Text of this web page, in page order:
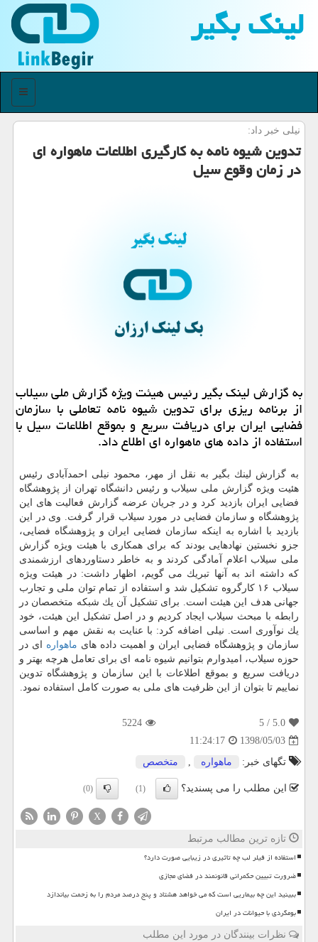
لینك بگیر
منو
نیلی خبر داد:
تدوین شیوه نامه به كارگیری اطلاعات ماهواره ای
در زمان وقوع سیل
به گزارش لینك بگیر رئیس هیئت ویژه گزارش ملی سیلاب
از برنامه ریزی برای تدوین شیوه نامه تعاملی با سازمان
فضایی ایران برای دریافت سریع و بموقع اطلاعات سیل با
استفاده از داده های ماهواره ای اطلاع داد.
به گزارش لینك بگیر به نقل از مهر، محمود نیلی احمدآبادی رئیس
هئیت ویژه گزارش ملی سیلاب و رئیس دانشگاه تهران از پژوهشگاه
فضایی ایران بازدید كرد و در جریان عرضه گزارش فعالیت های این
پژوهشگاه و سازمان فضایی در مورد سیلاب قرار گرفت. وی در این
بازدید با اشاره به اینكه سازمان فضایی ایران و پژوهشگاه فضایی،
جزو نخستین نهادهایی بودند كه برای همكاری با هیئت ویژه گزارش
ملی سیلاب اعلام آمادگی كردند و به خاطر دستاوردهای ارزشمندی
كه داشته اند به آنها تبریك می گویم، اظهار داشت: در هیئت ویژه
سیلاب ۱۶ كارگروه تشكیل شد و استفاده از تمام توان ملی و تجارب
جهانی هدف این هیئت است. برای تشكیل آن یك شبكه متخصصان در
رابطه با مبحث سیلاب ایجاد كردیم و در اصل تشكیل این هیئت، خود
یك نوآوری است. نیلی اضافه كرد: با عنایت به نقش مهم و اساسی
سازمان و پژوهشگاه فضایی ایران و اهمیت داده های ماهواره ای در
حوزه سیلاب، امیدوارم بتوانیم شیوه نامه ای برای تعامل هرچه بهتر و
دریافت سریع و بموقع اطلاعات با این سازمان و پژوهشگاه تدوین
نماییم تا بتوان از این ظرفیت های ملی به صورت كامل استفاده نمود.
5.0
/ 5
5224
1398/05/03
11:24:17
تگهای خبر:
ماهواره , متخصص
این مطلب را می پسندید؟ (1)
(0)
X
تازه ترین مطالب مرتبط
استفاده از فیلر لب چه تاثیری در زیبایی صورت دارد؟
ضرورت تبیین حکمرانی قانونمند در فضای مجازی
ببینید این چه بیماریی است که می خواهد هشتاد و پنج درصد مردم را به زحمت بیاندازد
بومگردی با حیوانات در ایران
نظرات بینندگان در مورد این مطلب